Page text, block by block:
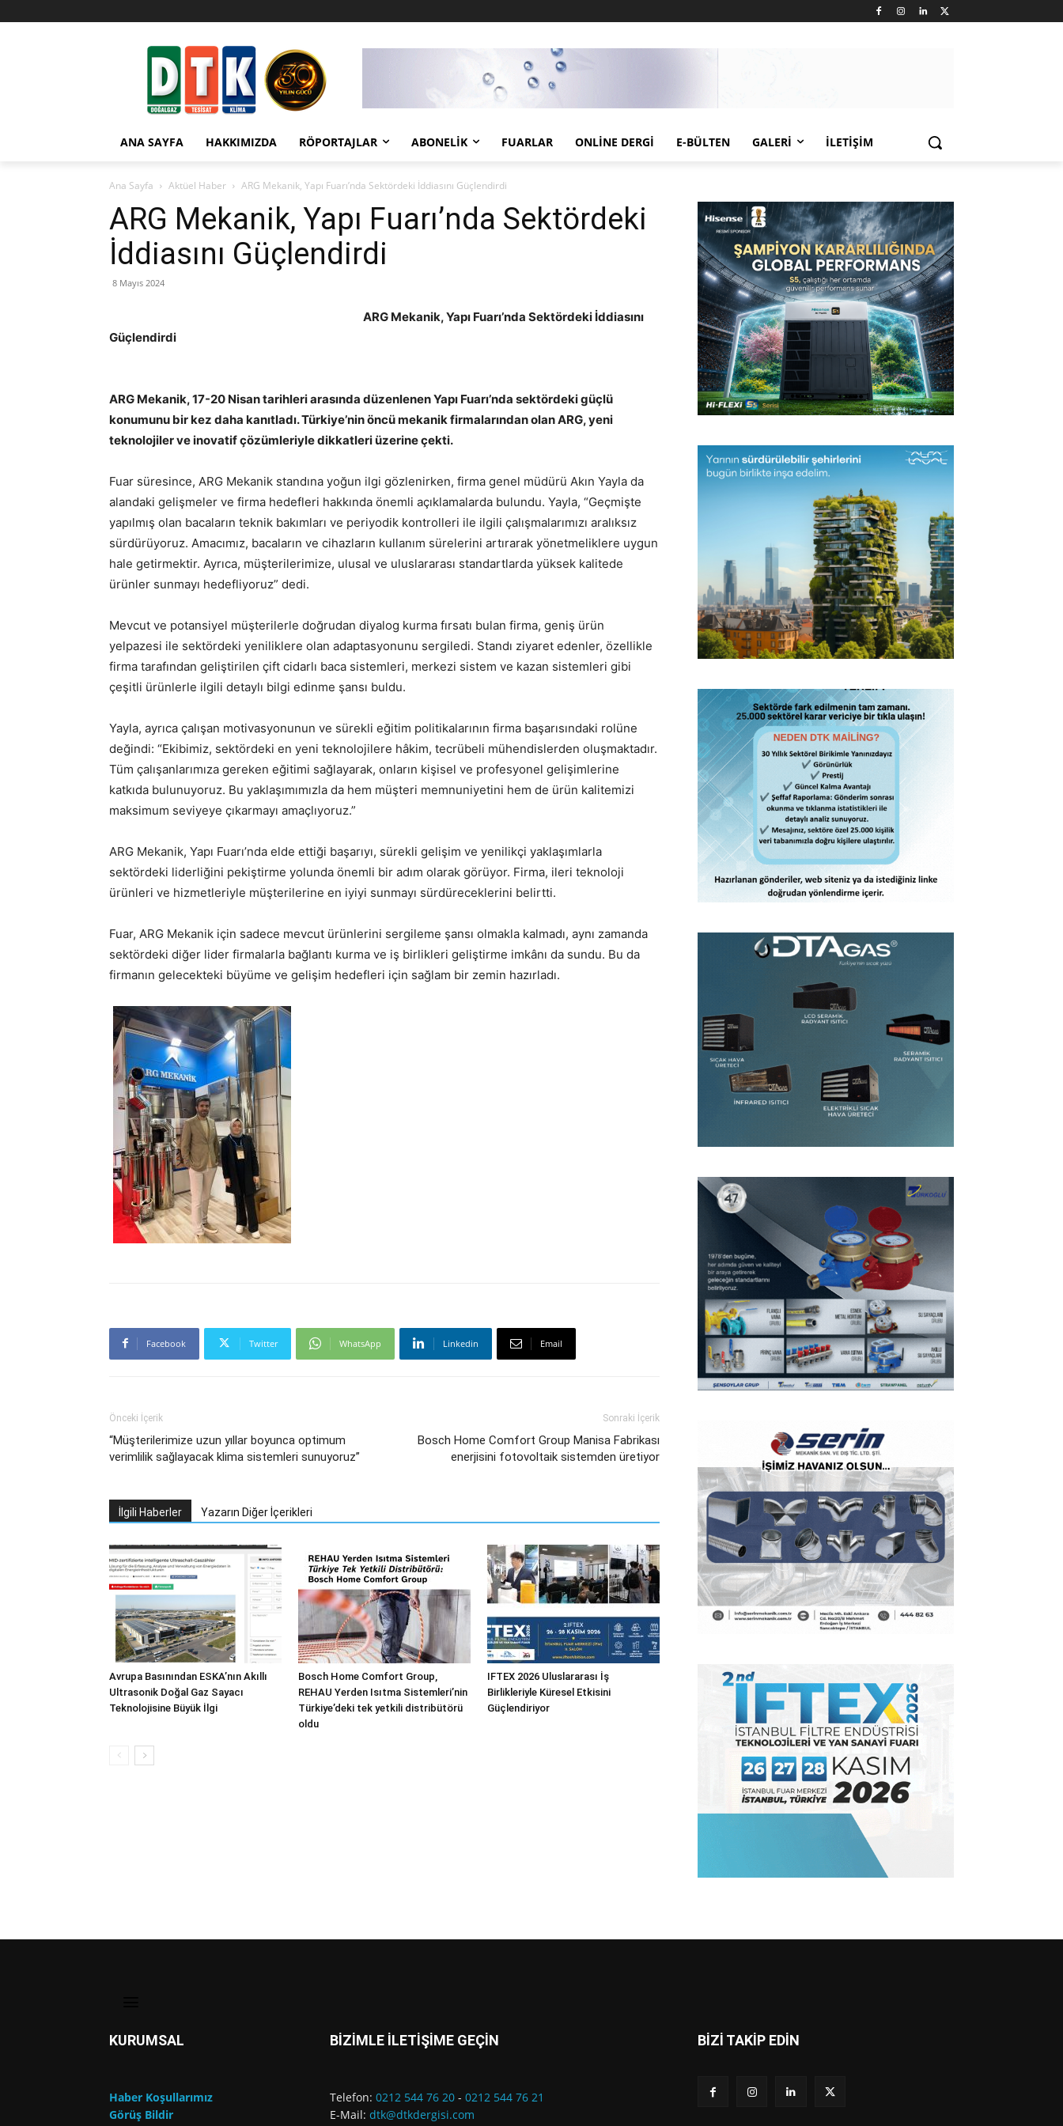
ANA SAYFA HAKKIMIZDA RÖPORTAJLAR ABONELIK FUARLAR ONLINE DERGI E-BÜLTEN GALERI İLETIŞIM
Ana Sayfa Aktüel Haber ARG Mekanik, Yapı Fuarı’nda Sektördeki İddiasını Güçlendirdi
ARG Mekanik, Yapı Fuarı’nda Sektördeki
İddiasını Güçlendirdi
8 Mayıs 2024
ARG Mekanik, Yapı Fuarı’nda Sektördeki İddiasını
Güçlendirdi
ARG Mekanik, 17-20 Nisan tarihleri arasında düzenlenen Yapı Fuarı’nda sektördeki güçlü
konumunu bir kez daha kanıtladı. Türkiye’nin öncü mekanik firmalarından olan ARG, yeni
teknolojiler ve inovatif çözümleriyle dikkatleri üzerine çekti.
Fuar süresince, ARG Mekanik standına yoğun ilgi gözlenirken, firma genel müdürü Akın Yayla da
alandaki gelişmeler ve firma hedefleri hakkında önemli açıklamalarda bulundu. Yayla, “Geçmişte
yapılmış olan bacaların teknik bakımları ve periyodik kontrolleri ile ilgili çalışmalarımızı aralıksız
sürdürüyoruz. Amacımız, bacaların ve cihazların kullanım sürelerini artırarak yönetmeliklere uygun
hale getirmektir. Ayrıca, müşterilerimize, ulusal ve uluslararası standartlarda yüksek kalitede
ürünler sunmayı hedefliyoruz” dedi.
Mevcut ve potansiyel müşterilerle doğrudan diyalog kurma fırsatı bulan firma, geniş ürün
yelpazesi ile sektördeki yeniliklere olan adaptasyonunu sergiledi. Standı ziyaret edenler, özellikle
firma tarafından geliştirilen çift cidarlı baca sistemleri, merkezi sistem ve kazan sistemleri gibi
çeşitli ürünlerle ilgili detaylı bilgi edinme şansı buldu.
Yayla, ayrıca çalışan motivasyonunun ve sürekli eğitim politikalarının firma başarısındaki rolüne
değindi: “Ekibimiz, sektördeki en yeni teknolojilere hâkim, tecrübeli mühendislerden oluşmaktadır.
Tüm çalışanlarımıza gereken eğitimi sağlayarak, onların kişisel ve profesyonel gelişimlerine
katkıda bulunuyoruz. Bu yaklaşımımızla da hem müşteri memnuniyetini hem de ürün kalitemizi
maksimum seviyeye çıkarmayı amaçlıyoruz.”
ARG Mekanik, Yapı Fuarı’nda elde ettiği başarıyı, sürekli gelişim ve yenilikçi yaklaşımlarla
sektördeki liderliğini pekiştirme yolunda önemli bir adım olarak görüyor. Firma, ileri teknoloji
ürünleri ve hizmetleriyle müşterilerine en iyiyi sunmayı sürdüreceklerini belirtti.
Fuar, ARG Mekanik için sadece mevcut ürünlerini sergileme şansı olmakla kalmadı, aynı zamanda
sektördeki diğer lider firmalarla bağlantı kurma ve iş birlikleri geliştirme imkânı da sundu. Bu da
firmanın gelecekteki büyüme ve gelişim hedefleri için sağlam bir zemin hazırladı.
Facebook Twitter WhatsApp Linkedin Email
Önceki İçerik
“Müşterilerimize uzun yıllar boyunca optimum
verimlilik sağlayacak klima sistemleri sunuyoruz”
Sonraki İçerik
Bosch Home Comfort Group Manisa Fabrikası
enerjisini fotovoltaik sistemden üretiyor
İlgili Haberler Yazarın Diğer İçerikleri
Avrupa Basınından ESKA’nın Akıllı
Ultrasonik Doğal Gaz Sayacı
Teknolojisine Büyük İlgi
Bosch Home Comfort Group,
REHAU Yerden Isıtma Sistemleri’nin
Türkiye’deki tek yetkili distribütörü
oldu
IFTEX 2026 Uluslararası İş
Birlikleriyle Küresel Etkisini
Güçlendiriyor
KURUMSAL
Haber Koşullarımız
Görüş Bildir
BİZİMLE İLETİŞİME GEÇİN
Telefon: 0212 544 76 20 - 0212 544 76 21
E-Mail: dtk@dtkdergisi.com
BİZİ TAKİP EDİN